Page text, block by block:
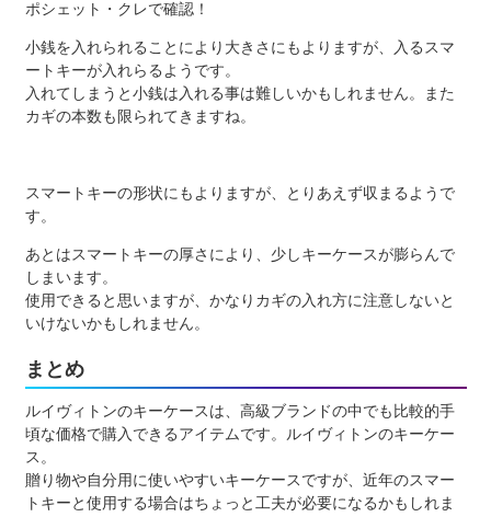
ポシェット・クレで確認！
小銭を入れられることにより大きさにもよりますが、入るスマ
ートキーが入れらるようです。
入れてしまうと小銭は入れる事は難しいかもしれません。また
カギの本数も限られてきますね。
スマートキーの形状にもよりますが、とりあえず収まるようで
す。
あとはスマートキーの厚さにより、少しキーケースが膨らんで
しまいます。
使用できると思いますが、かなりカギの入れ方に注意しないと
いけないかもしれません。
まとめ
ルイヴィトンのキーケースは、高級ブランドの中でも比較的手
頃な価格で購入できるアイテムです。ルイヴィトンのキーケー
ス。
贈り物や自分用に使いやすいキーケースですが、近年のスマー
トキーと使用する場合はちょっと工夫が必要になるかもしれま